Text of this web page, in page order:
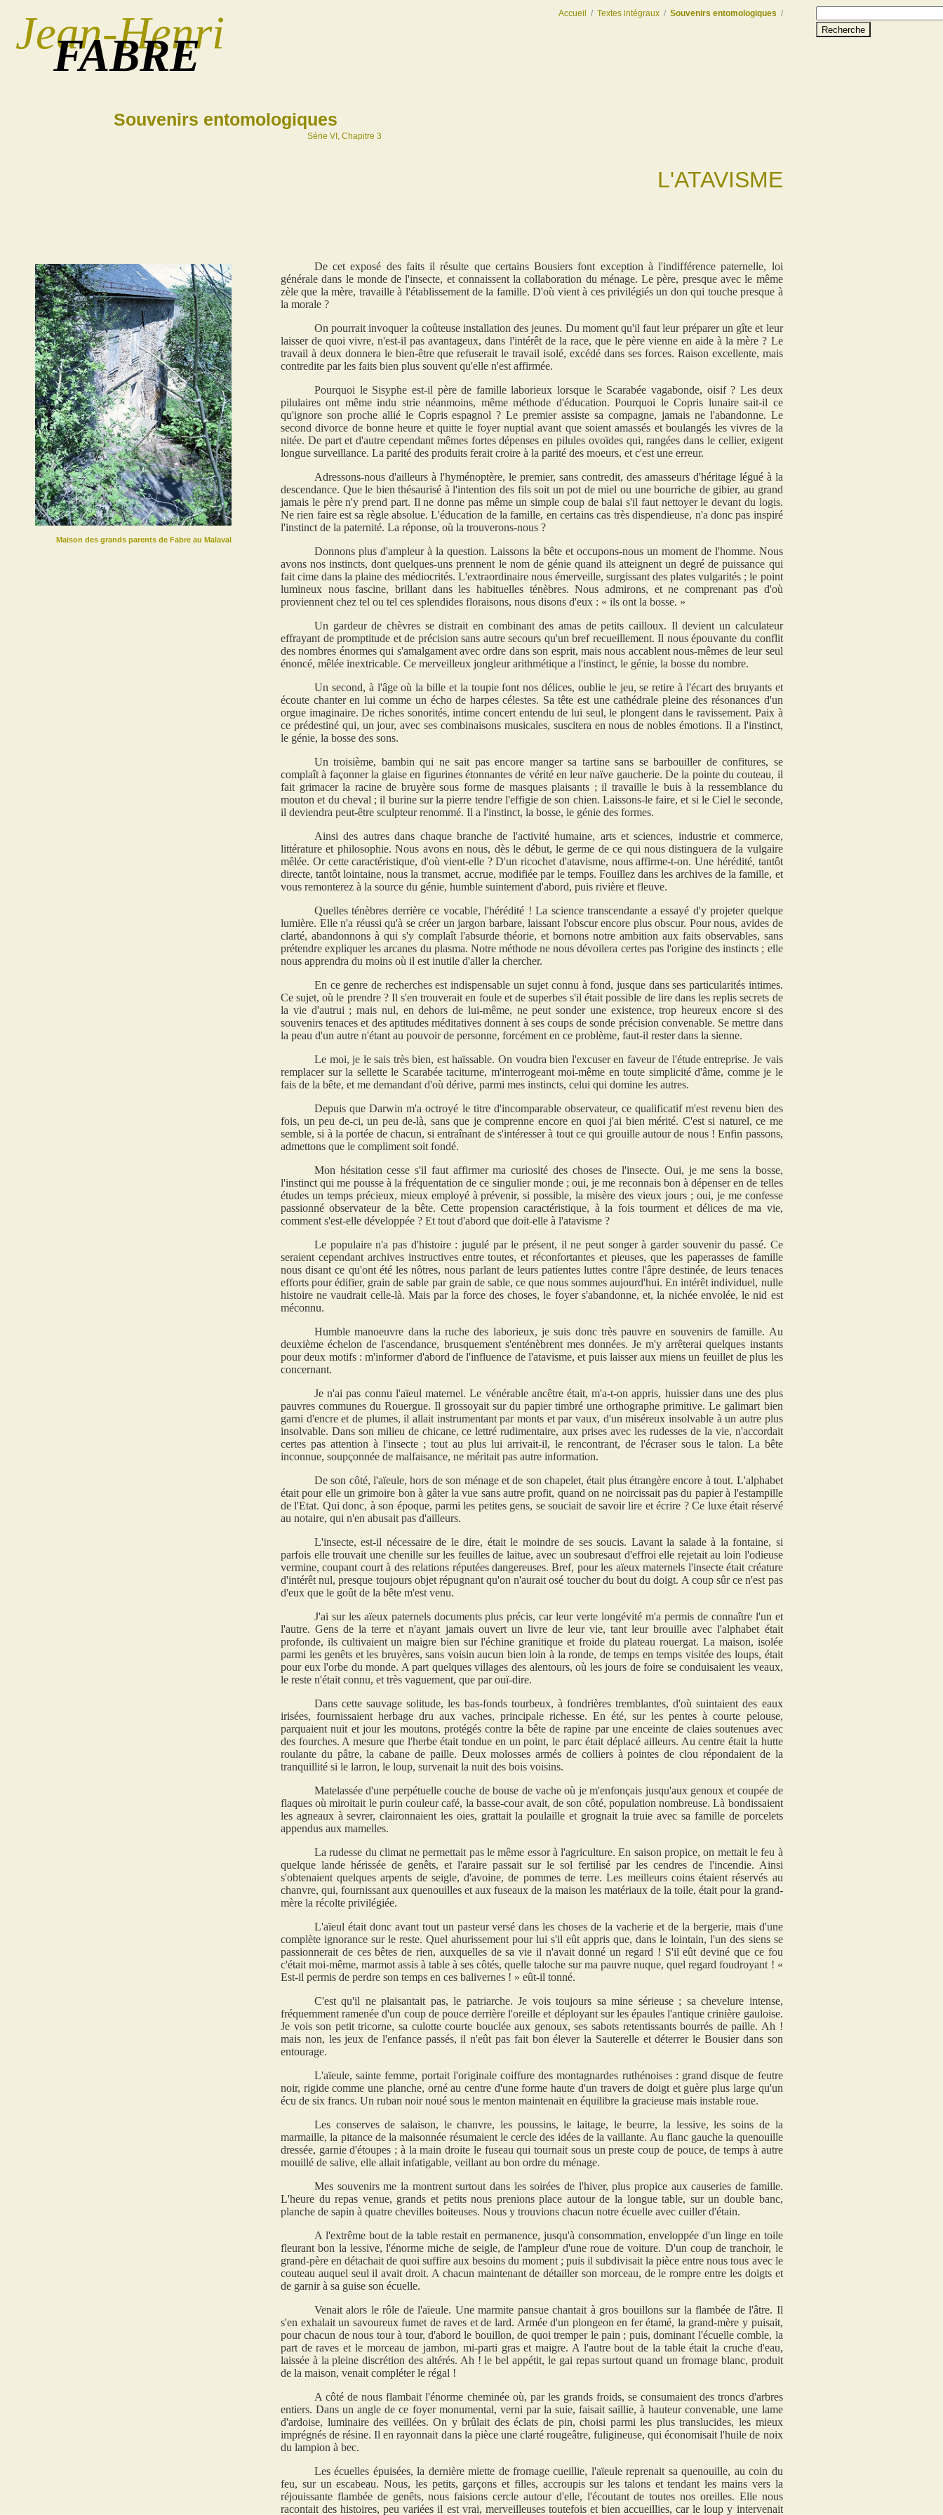
L'ATAVISME
De cet exposé des faits il résulte que certains Bousiers font exception à l'indifférence paternelle, loi
générale dans le monde de l'insecte, et connaissent la collaboration du ménage. Le père, presque avec le même
zèle que la mère, travaille à l'établissement de la famille. D'où vient à ces privilégiés un don qui touche presque à
la morale ?
On pourrait invoquer la coûteuse installation des jeunes. Du moment qu'il faut leur préparer un gîte et leur
laisser de quoi vivre, n'est-il pas avantageux, dans l'intérêt de la race, que le père vienne en aide à la mère ? Le
travail à deux donnera le bien-être que refuserait le travail isolé, excédé dans ses forces. Raison excellente, mais
contredite par les faits bien plus souvent qu'elle n'est affirmée.
Pourquoi le Sisyphe est-il père de famille laborieux lorsque le Scarabée vagabonde, oisif ? Les deux
pilulaires ont même indu strie néanmoins, même méthode d'éducation. Pourquoi le Copris lunaire sait-il ce
qu'ignore son proche allié le Copris espagnol ? Le premier assiste sa compagne, jamais ne l'abandonne. Le
second divorce de bonne heure et quitte le foyer nuptial avant que soient amassés et boulangés les vivres de la
nitée. De part et d'autre cependant mêmes fortes dépenses en pilules ovoïdes qui, rangées dans le cellier, exigent
longue surveillance. La parité des produits ferait croire à la parité des moeurs, et c'est une erreur.
Adressons-nous d'ailleurs à l'hyménoptère, le premier, sans contredit, des amasseurs d'héritage légué à la
descendance. Que le bien thésaurisé à l'intention des fils soit un pot de miel ou une bourriche de gibier, au grand
jamais le père n'y prend part. Il ne donne pas même un simple coup de balai s'il faut nettoyer le devant du logis.
Ne rien faire est sa règle absolue. L'éducation de la famille, en certains cas très dispendieuse, n'a donc pas inspiré
l'instinct de la paternité. La réponse, où la trouverons-nous ?
Donnons plus d'ampleur à la question. Laissons la bête et occupons-nous un moment de l'homme. Nous
avons nos instincts, dont quelques-uns prennent le nom de génie quand ils atteignent un degré de puissance qui
fait cime dans la plaine des médiocrités. L'extraordinaire nous émerveille, surgissant des plates vulgarités ; le point
lumineux nous fascine, brillant dans les habituelles ténèbres. Nous admirons, et ne comprenant pas d'où
proviennent chez tel ou tel ces splendides floraisons, nous disons d'eux : « ils ont la bosse. »
Un gardeur de chèvres se distrait en combinant des amas de petits cailloux. Il devient un calculateur
effrayant de promptitude et de précision sans autre secours qu'un bref recueillement. Il nous épouvante du conflit
des nombres énormes qui s'amalgament avec ordre dans son esprit, mais nous accablent nous-mêmes de leur seul
énoncé, mêlée inextricable. Ce merveilleux jongleur arithmétique a l'instinct, le génie, la bosse du nombre.
Un second, à l'âge où la bille et la toupie font nos délices, oublie le jeu, se retire à l'écart des bruyants et
écoute chanter en lui comme un écho de harpes célestes. Sa tête est une cathédrale pleine des résonances d'un
orgue imaginaire. De riches sonorités, intime concert entendu de lui seul, le plongent dans le ravissement. Paix à
ce prédestiné qui, un jour, avec ses combinaisons musicales, suscitera en nous de nobles émotions. Il a l'instinct,
le génie, la bosse des sons.
Un troisième, bambin qui ne sait pas encore manger sa tartine sans se barbouiller de confitures, se
complaît à façonner la glaise en figurines étonnantes de vérité en leur naïve gaucherie. De la pointe du couteau, il
fait grimacer la racine de bruyère sous forme de masques plaisants ; il travaille le buis à la ressemblance du
mouton et du cheval ; il burine sur la pierre tendre l'effigie de son chien. Laissons-le faire, et si le Ciel le seconde,
il deviendra peut-être sculpteur renommé. Il a l'instinct, la bosse, le génie des formes.
Ainsi des autres dans chaque branche de l'activité humaine, arts et sciences, industrie et commerce,
littérature et philosophie. Nous avons en nous, dès le début, le germe de ce qui nous distinguera de la vulgaire
mêlée. Or cette caractéristique, d'où vient-elle ? D'un ricochet d'atavisme, nous affirme-t-on. Une hérédité, tantôt
directe, tantôt lointaine, nous la transmet, accrue, modifiée par le temps. Fouillez dans les archives de la famille, et
vous remonterez à la source du génie, humble suintement d'abord, puis rivière et fleuve.
Quelles ténèbres derrière ce vocable, l'hérédité ! La science transcendante a essayé d'y projeter quelque
lumière. Elle n'a réussi qu'à se créer un jargon barbare, laissant l'obscur encore plus obscur. Pour nous, avides de
clarté, abandonnons à qui s'y complaît l'absurde théorie, et bornons notre ambition aux faits observables, sans
prétendre expliquer les arcanes du plasma. Notre méthode ne nous dévoilera certes pas l'origine des instincts ; elle
nous apprendra du moins où il est inutile d'aller la chercher.
En ce genre de recherches est indispensable un sujet connu à fond, jusque dans ses particularités intimes.
Ce sujet, où le prendre ? Il s'en trouverait en foule et de superbes s'il était possible de lire dans les replis secrets de
la vie d'autrui ; mais nul, en dehors de lui-même, ne peut sonder une existence, trop heureux encore si des
souvenirs tenaces et des aptitudes méditatives donnent à ses coups de sonde précision convenable. Se mettre dans
la peau d'un autre n'étant au pouvoir de personne, forcément en ce problème, faut-il rester dans la sienne.
Le moi, je le sais très bien, est haïssable. On voudra bien l'excuser en faveur de l'étude entreprise. Je vais
remplacer sur la sellette le Scarabée taciturne, m'interrogeant moi-même en toute simplicité d'âme, comme je le
fais de la bête, et me demandant d'où dérive, parmi mes instincts, celui qui domine les autres.
Depuis que Darwin m'a octroyé le titre d'incomparable observateur, ce qualificatif m'est revenu bien des
fois, un peu de-ci, un peu de-là, sans que je comprenne encore en quoi j'ai bien mérité. C'est si naturel, ce me
semble, si à la portée de chacun, si entraînant de s'intéresser à tout ce qui grouille autour de nous ! Enfin passons,
admettons que le compliment soit fondé.
Mon hésitation cesse s'il faut affirmer ma curiosité des choses de l'insecte. Oui, je me sens la bosse,
l'instinct qui me pousse à la fréquentation de ce singulier monde ; oui, je me reconnais bon à dépenser en de telles
études un temps précieux, mieux employé à prévenir, si possible, la misère des vieux jours ; oui, je me confesse
passionné observateur de la bête. Cette propension caractéristique, à la fois tourment et délices de ma vie,
comment s'est-elle développée ? Et tout d'abord que doit-elle à l'atavisme ?
Le populaire n'a pas d'histoire : jugulé par le présent, il ne peut songer à garder souvenir du passé. Ce
seraient cependant archives instructives entre toutes, et réconfortantes et pieuses, que les paperasses de famille
nous disant ce qu'ont été les nôtres, nous parlant de leurs patientes luttes contre l'âpre destinée, de leurs tenaces
efforts pour édifier, grain de sable par grain de sable, ce que nous sommes aujourd'hui. En intérêt individuel, nulle
histoire ne vaudrait celle-là. Mais par la force des choses, le foyer s'abandonne, et, la nichée envolée, le nid est
méconnu.
Humble manoeuvre dans la ruche des laborieux, je suis donc très pauvre en souvenirs de famille. Au
deuxième échelon de l'ascendance, brusquement s'enténèbrent mes données. Je m'y arrêterai quelques instants
pour deux motifs : m'informer d'abord de l'influence de l'atavisme, et puis laisser aux miens un feuillet de plus les
concernant.
Je n'ai pas connu l'aïeul maternel. Le vénérable ancêtre était, m'a-t-on appris, huissier dans une des plus
pauvres communes du Rouergue. Il grossoyait sur du papier timbré une orthographe primitive. Le galimart bien
garni d'encre et de plumes, il allait instrumentant par monts et par vaux, d'un miséreux insolvable à un autre plus
insolvable. Dans son milieu de chicane, ce lettré rudimentaire, aux prises avec les rudesses de la vie, n'accordait
certes pas attention à l'insecte ; tout au plus lui arrivait-il, le rencontrant, de l'écraser sous le talon. La bête
inconnue, soupçonnée de malfaisance, ne méritait pas autre information.
De son côté, l'aïeule, hors de son ménage et de son chapelet, était plus étrangère encore à tout. L'alphabet
était pour elle un grimoire bon à gâter la vue sans autre profit, quand on ne noircissait pas du papier à l'estampille
de l'Etat. Qui donc, à son époque, parmi les petites gens, se souciait de savoir lire et écrire ? Ce luxe était réservé
au notaire, qui n'en abusait pas d'ailleurs.
L'insecte, est-il nécessaire de le dire, était le moindre de ses soucis. Lavant la salade à la fontaine, si
parfois elle trouvait une chenille sur les feuilles de laitue, avec un soubresaut d'effroi elle rejetait au loin l'odieuse
vermine, coupant court à des relations réputées dangereuses. Bref, pour les aïeux maternels l'insecte était créature
d'intérêt nul, presque toujours objet répugnant qu'on n'aurait osé toucher du bout du doigt. A coup sûr ce n'est pas
d'eux que le goût de la bête m'est venu.
J'ai sur les aïeux paternels documents plus précis, car leur verte longévité m'a permis de connaître l'un et
l'autre. Gens de la terre et n'ayant jamais ouvert un livre de leur vie, tant leur brouille avec l'alphabet était
profonde, ils cultivaient un maigre bien sur l'échine granitique et froide du plateau rouergat. La maison, isolée
parmi les genêts et les bruyères, sans voisin aucun bien loin à la ronde, de temps en temps visitée des loups, était
pour eux l'orbe du monde. A part quelques villages des alentours, où les jours de foire se conduisaient les veaux,
le reste n'était connu, et très vaguement, que par ouï-dire.
Dans cette sauvage solitude, les bas-fonds tourbeux, à fondrières tremblantes, d'où suintaient des eaux
irisées, fournissaient herbage dru aux vaches, principale richesse. En été, sur les pentes à courte pelouse,
parquaient nuit et jour les moutons, protégés contre la bête de rapine par une enceinte de claies soutenues avec
des fourches. A mesure que l'herbe était tondue en un point, le parc était déplacé ailleurs. Au centre était la hutte
roulante du pâtre, la cabane de paille. Deux molosses armés de colliers à pointes de clou répondaient de la
tranquillité si le larron, le loup, survenait la nuit des bois voisins.
Matelassée d'une perpétuelle couche de bouse de vache où je m'enfonçais jusqu'aux genoux et coupée de
flaques où miroitait le purin couleur café, la basse-cour avait, de son côté, population nombreuse. Là bondissaient
les agneaux à sevrer, claironnaient les oies, grattait la poulaille et grognait la truie avec sa famille de porcelets
appendus aux mamelles.
La rudesse du climat ne permettait pas le même essor à l'agriculture. En saison propice, on mettait le feu à
quelque lande hérissée de genêts, et l'araire passait sur le sol fertilisé par les cendres de l'incendie. Ainsi
s'obtenaient quelques arpents de seigle, d'avoine, de pommes de terre. Les meilleurs coins étaient réservés au
chanvre, qui, fournissant aux quenouilles et aux fuseaux de la maison les matériaux de la toile, était pour la grand-
mère la récolte privilégiée.
L'aïeul était donc avant tout un pasteur versé dans les choses de la vacherie et de la bergerie, mais d'une
complète ignorance sur le reste. Quel ahurissement pour lui s'il eût appris que, dans le lointain, l'un des siens se
passionnerait de ces bêtes de rien, auxquelles de sa vie il n'avait donné un regard ! S'il eût deviné que ce fou
c'était moi-même, marmot assis à table à ses côtés, quelle taloche sur ma pauvre nuque, quel regard foudroyant ! «
Est-il permis de perdre son temps en ces balivernes ! » eût-il tonné.
C'est qu'il ne plaisantait pas, le patriarche. Je vois toujours sa mine sérieuse ; sa chevelure intense,
fréquemment ramenée d'un coup de pouce derrière l'oreille et déployant sur les épaules l'antique crinière gauloise.
Je vois son petit tricorne, sa culotte courte bouclée aux genoux, ses sabots retentissants bourrés de paille. Ah !
mais non, les jeux de l'enfance passés, il n'eût pas fait bon élever la Sauterelle et déterrer le Bousier dans son
entourage.
L'aïeule, sainte femme, portait l'originale coiffure des montagnardes ruthénoises : grand disque de feutre
noir, rigide comme une planche, orné au centre d'une forme haute d'un travers de doigt et guère plus large qu'un
écu de six francs. Un ruban noir noué sous le menton maintenait en équilibre la gracieuse mais instable roue.
Les conserves de salaison, le chanvre, les poussins, le laitage, le beurre, la lessive, les soins de la
marmaille, la pitance de la maisonnée résumaient le cercle des idées de la vaillante. Au flanc gauche la quenouille
dressée, garnie d'étoupes ; à la main droite le fuseau qui tournait sous un preste coup de pouce, de temps à autre
mouillé de salive, elle allait infatigable, veillant au bon ordre du ménage.
Mes souvenirs me la montrent surtout dans les soirées de l'hiver, plus propice aux causeries de famille.
L'heure du repas venue, grands et petits nous prenions place autour de la longue table, sur un double banc,
planche de sapin à quatre chevilles boiteuses. Nous y trouvions chacun notre écuelle avec cuiller d'étain.
A l'extrême bout de la table restait en permanence, jusqu'à consommation, enveloppée d'un linge en toile
fleurant bon la lessive, l'énorme miche de seigle, de l'ampleur d'une roue de voiture. D'un coup de tranchoir, le
grand-père en détachait de quoi suffire aux besoins du moment ; puis il subdivisait la pièce entre nous tous avec le
couteau auquel seul il avait droit. A chacun maintenant de détailler son morceau, de le rompre entre les doigts et
de garnir à sa guise son écuelle.
Venait alors le rôle de l'aïeule. Une marmite pansue chantait à gros bouillons sur la flambée de l'âtre. Il
s'en exhalait un savoureux fumet de raves et de lard. Armée d'un plongeon en fer étamé, la grand-mère y puisait,
pour chacun de nous tour à tour, d'abord le bouillon, de quoi tremper le pain ; puis, dominant l'écuelle comble, la
part de raves et le morceau de jambon, mi-parti gras et maigre. A l'autre bout de la table était la cruche d'eau,
laissée à la pleine discrétion des altérés. Ah ! le bel appétit, le gai repas surtout quand un fromage blanc, produit
de la maison, venait compléter le régal !
A côté de nous flambait l'énorme cheminée où, par les grands froids, se consumaient des troncs d'arbres
entiers. Dans un angle de ce foyer monumental, verni par la suie, faisait saillie, à hauteur convenable, une lame
d'ardoise, luminaire des veillées. On y brûlait des éclats de pin, choisi parmi les plus translucides, les mieux
imprégnés de résine. Il en rayonnait dans la pièce une clarté rougeâtre, fuligineuse, qui économisait l'huile de noix
du lampion à bec.
Les écuelles épuisées, la dernière miette de fromage cueillie, l'aïeule reprenait sa quenouille, au coin du
feu, sur un escabeau. Nous, les petits, garçons et filles, accroupis sur les talons et tendant les mains vers la
réjouissante flambée de genêts, nous faisions cercle autour d'elle, l'écoutant de toutes nos oreilles. Elle nous
racontait des histoires, peu variées il est vrai, merveilleuses toutefois et bien accueillies, car le loup y intervenait
Maison des grands parents de Fabre au Malaval
Jean-Henri
FABRE
Souvenirs entomologiques
Série VI, Chapitre 3
Recherche
Accueil / Textes intégraux / Souvenirs entomologiques /